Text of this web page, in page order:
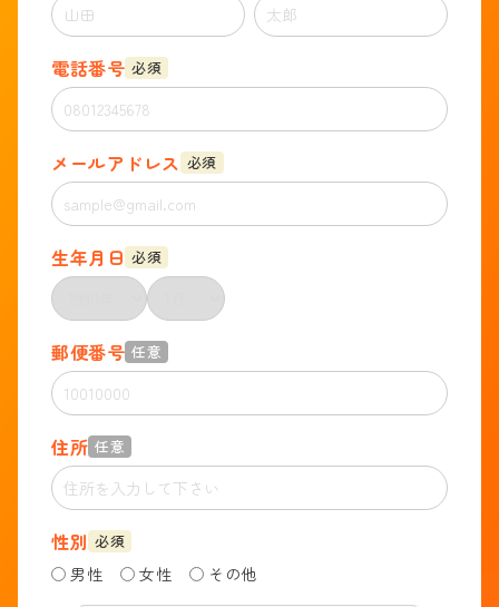
電話番号 必須
メールアドレス 必須
生年月日 必須
郵便番号 任意
住所 任意
性別 必須
男性 女性 その他